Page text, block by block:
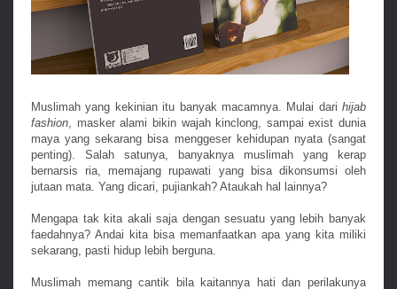
Muslimah yang kekinian itu banyak macamnya. Mulai dari hijab
fashion , masker alami bikin wajah kinclong, sampai exist dunia
maya yang sekarang bisa menggeser kehidupan nyata (sangat
penting). Salah satunya, banyaknya muslimah yang kerap
bernarsis ria, memajang rupawati yang bisa dikonsumsi oleh
jutaan mata. Yang dicari, pujiankah? Ataukah hal lainnya?
Mengapa tak kita akali saja dengan sesuatu yang lebih banyak
faedahnya? Andai kita bisa memanfaatkan apa yang kita miliki
sekarang, pasti hidup lebih berguna.
Muslimah memang cantik bila kaitannya hati dan perilakunya